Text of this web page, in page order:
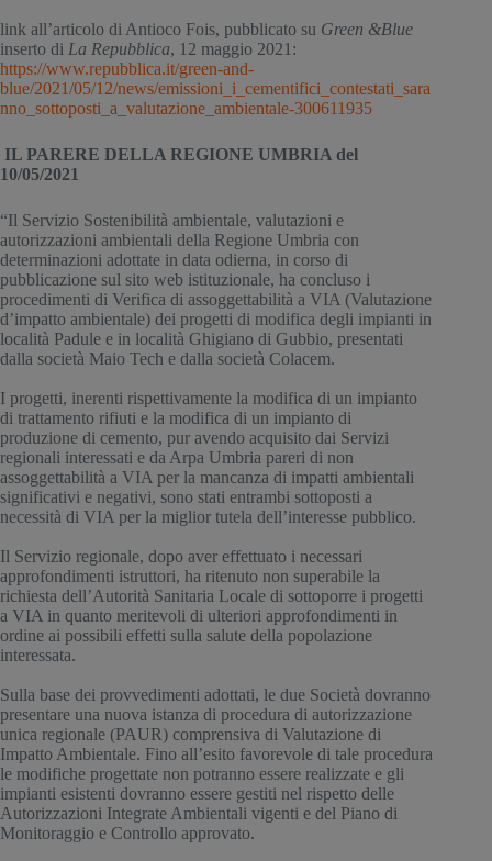
link all’articolo di Antioco Fois, pubblicato su Green &Blue
inserto di La Repubblica
https://www.repubblica.it/green-and-
blue/2021/05/12/news/emissioni_i_cementifici_contestati_sara
nno_sottoposti_a_valutazione_ambientale-300611935
10/05/2021
“Il Servizio Sostenibilità ambientale, valutazioni e
autorizzazioni ambientali della Regione Umbria con
determinazioni adottate in data odierna, in corso di
pubblicazione sul sito web istituzionale, ha concluso i
procedimenti di Verifica di assoggettabilità a VIA (Valutazione
d’impatto ambientale) dei progetti di modifica degli impianti in
località Padule e in località Ghigiano di Gubbio, presentati
dalla società Maio Tech e dalla società Colacem.
I progetti, inerenti rispettivamente la modifica di un impianto
di trattamento rifiuti e la modifica di un impianto di
produzione di cemento, pur avendo acquisito dai Servizi
regionali interessati e da Arpa Umbria pareri di non
assoggettabilità a VIA per la mancanza di impatti ambientali
significativi e negativi, sono stati entrambi sottoposti a
necessità di VIA per la miglior tutela dell’interesse pubblico.
Il Servizio regionale, dopo aver effettuato i necessari
approfondimenti istruttori, ha ritenuto non superabile la
richiesta dell’Autorità Sanitaria Locale di sottoporre i progetti
a VIA in quanto meritevoli di ulteriori approfondimenti in
ordine ai possibili effetti sulla salute della popolazione
interessata.
Sulla base dei provvedimenti adottati, le due Società dovranno
presentare una nuova istanza di procedura di autorizzazione
unica regionale (PAUR) comprensiva di Valutazione di
Impatto Ambientale. Fino all’esito favorevole di tale procedura
le modifiche progettate non potranno essere realizzate e gli
impianti esistenti dovranno essere gestiti nel rispetto delle
Autorizzazioni Integrate Ambientali vigenti e del Piano di
Monitoraggio e Controllo approvato.